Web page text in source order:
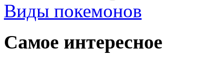
Виды покемонов
Самое интересное